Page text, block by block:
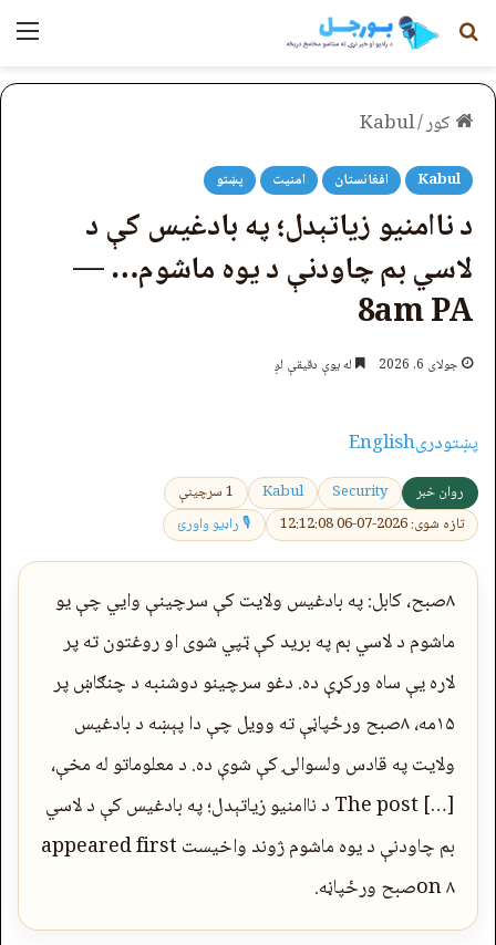
لټون
کور/
Kabul
Kabul افغانستان امنیت پښتو
د ناامنیو زیاتېدل؛ په بادغیس کې د
لاسي بم چاودنې د یوه ماشوم… —
8am PA
جولای 6, 2026 له یوې دقیقې لږ
پښتودریEnglish
روان خبر Security
Kabul
1 سرچینې
تازه شوی: 2026-07-06 12:12:08
🎙 راډیو واورئ
۸صبح، کابل: په بادغیس ولایت کې سرچینې وايي چې یو
ماشوم د لاسي بم په برید کې ټپي شوی او روغتون ته پر
لاره یې ساه ورکړې ده. دغو سرچینو دوشنبه د چنګاښ پر
۱۵مه، ۸صبح ورځپاڼې ته وویل چې دا پېښه د بادغیس
ولایت په قادس ولسوالۍ کې شوې ده. د معلوماتو له مخې،
[…] The post د ناامنیو زیاتېدل؛ په بادغیس کې د لاسي
بم چاودنې د یوه ماشوم ژوند واخیست appeared first
on ۸صبح ورځپاڼه.